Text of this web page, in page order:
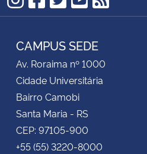
Instagram
Facebook
Twitter
YouTube
RSS
CAMPUS SEDE
Av. Roraima nº 1000
Cidade Universitária
Bairro Camobi
Santa Maria - RS
CEP: 97105-900
+55 (55) 3220-8000